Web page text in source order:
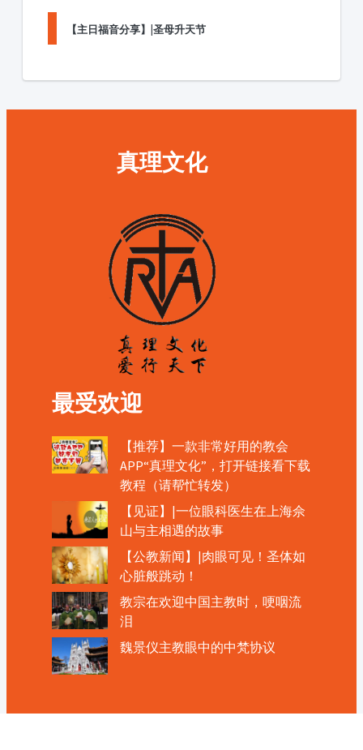
【主日福音分享】|圣母升天节
真理文化
最受欢迎
【推荐】一款非常好用的教会
APP“真理文化”，打开链接看下载
教程（请帮忙转发）
【见证】|一位眼科医生在上海佘
山与主相遇的故事
【公教新闻】|肉眼可见！圣体如
心脏般跳动！
教宗在欢迎中国主教时，哽咽流
泪
魏景仪主教眼中的中梵协议